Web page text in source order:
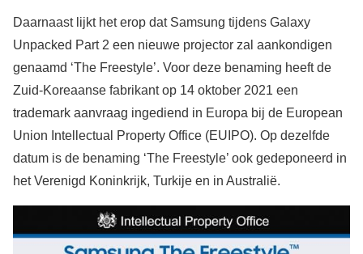
Daarnaast lijkt het erop dat Samsung tijdens Galaxy
Unpacked Part 2 een nieuwe projector zal aankondigen
genaamd ‘The Freestyle’. Voor deze benaming heeft de
Zuid-Koreaanse fabrikant op 14 oktober 2021 een
trademark aanvraag ingediend in Europa bij de European
Union Intellectual Property Office (EUIPO). Op dezelfde
datum is de benaming ‘The Freestyle’ ook gedeponeerd in
het Verenigd Koninkrijk, Turkije en in Australië.